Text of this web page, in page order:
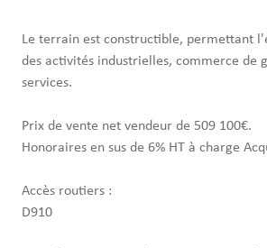
Le terrain est constructible, permettant
des activités industrielles, commerce de
services.
Prix de vente net vendeur de 509 100€.
Honoraires en sus de 6% HT à charge
Accès routiers :
D910